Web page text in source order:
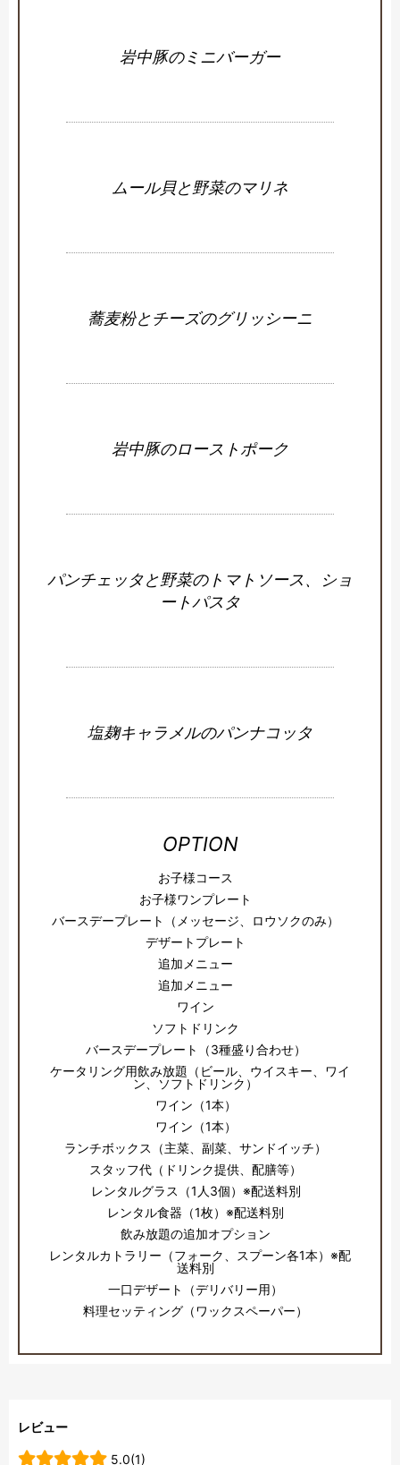
岩中豚のミニバーガー
ムール貝と野菜のマリネ
蕎麦粉とチーズのグリッシーニ
岩中豚のローストポーク
パンチェッタと野菜のトマトソース、ショ
ートパスタ
塩麹キャラメルのパンナコッタ
OPTION
お子様コース
お子様ワンプレート
バースデープレート（メッセージ、ロウソクのみ）
デザートプレート
追加メニュー
追加メニュー
ワイン
ソフトドリンク
バースデープレート（3種盛り合わせ）
ケータリング用飲み放題（ビール、ウイスキー、ワイ
ン、ソフトドリンク）
ワイン（1本）
ワイン（1本）
ランチボックス（主菜、副菜、サンドイッチ）
スタッフ代（ドリンク提供、配膳等）
レンタルグラス（1人3個）※配送料別
レンタル食器（1枚）※配送料別
飲み放題の追加オプション
レンタルカトラリー（フォーク、スプーン各1本）※配
送料別
一口デザート（デリバリー用）
料理セッティング（ワックスペーパー）
レビュー
5.0(1)